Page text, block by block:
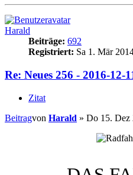
Harald
Beiträge: 692
Registriert: Sa 1. Mär
Re: Neues 256 - 2016-12-
Zitat
Beitragvon Harald » Do 15. Dez